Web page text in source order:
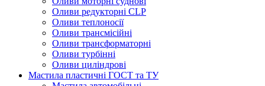
Оливи редукторні CLP
Оливи теплоносії
Оливи трансмісійні
Оливи трансформаторні
Оливи турбінні
Оливи циліндрові
Мастила пластичні ГОСТ та ТУ